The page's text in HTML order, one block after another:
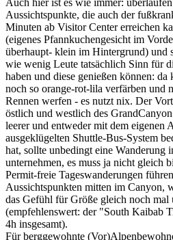
Auch hier ist es wie immer:
Aussichtspunkte, die auch der
Minuten ab Visitor Center erreichen
(eigenes Pfannkuchengesicht im
überhaupt- klein im Hintergrund) und
wie wenig Leute tatsächlich Sinn für
haben und diese genießen können:
noch so orange-rot-lila verfärben und
Rennen werfen - es nutzt nix. Der
östlich und westlich des
leerer und entweder mit dem eigenen
ausgeklügelten Shuttle-Bus-System
hat, sollte unbedingt eine Wanderung
unternehmen, es muss ja nicht gleich
Permit-freie Tageswanderungen
Aussichtspunkten mitten im Canyon,
das Gefühl für Größe gleich noch mal
(empfehlenswert: der "South Kaibab
4h insgesamt).
Für berggewohnte